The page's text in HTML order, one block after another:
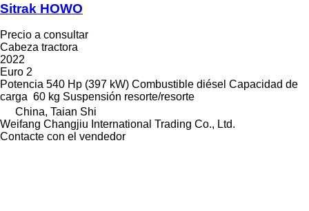
Sitrak HOWO
Precio a consultar
Cabeza tractora
2022
Euro 2
Potencia 540 Hp (397 kW) Combustible diésel Capacidad de
carga 60 kg Suspensión resorte/resorte
China, Taian Shi
Weifang Changjiu International Trading Co., Ltd.
Contacte con el vendedor